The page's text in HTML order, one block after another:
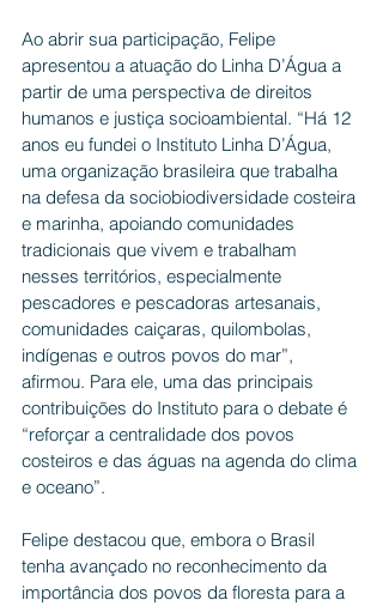
Ao abrir sua participação, Felipe
apresentou a atuação do Linha D’Água a
partir de uma perspectiva de direitos
humanos e justiça socioambiental. “Há 12
anos eu fundei o Instituto Linha D’Água,
uma organização brasileira que trabalha
na defesa da sociobiodiversidade costeira
e marinha, apoiando comunidades
tradicionais que vivem e trabalham
nesses territórios, especialmente
pescadores e pescadoras artesanais,
comunidades caiçaras, quilombolas,
indígenas e outros povos do mar”,
afirmou. Para ele, uma das principais
contribuições do Instituto para o debate é
“reforçar a centralidade dos povos
costeiros e das águas na agenda do clima
e oceano”.
Felipe destacou que, embora o Brasil
tenha avançado no reconhecimento da
importância dos povos da floresta para a